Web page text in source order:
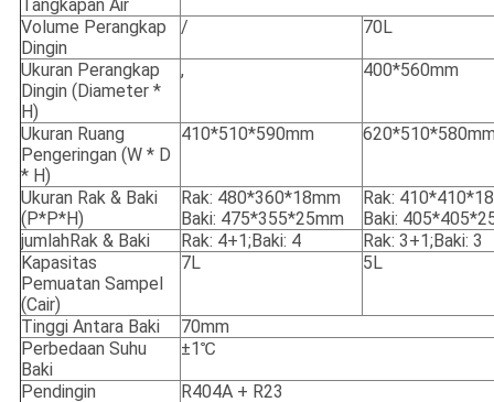
Tangkapan Air
Volume Perangkap
Dingin
/ 70L
Ukuran Perangkap
Dingin (Diameter *
H)
, 400*560mm
Ukuran Ruang
Pengeringan (W * D
* H)
410*510*590mm
Ukuran Rak & Baki
(P*P*H)
Rak: 480*360*18mm
Baki: 475*355*25mm
Rak:
Baki:
jumlahRak & Baki
Rak: 4+1;Baki: 4
Rak: 3+1;Baki: 3
Kapasitas
Pemuatan Sampel
(Cair)
7L 5L
Tinggi Antara Baki
70mm
Perbedaan Suhu
Baki
±1℃
Pendingin
R404A + R23